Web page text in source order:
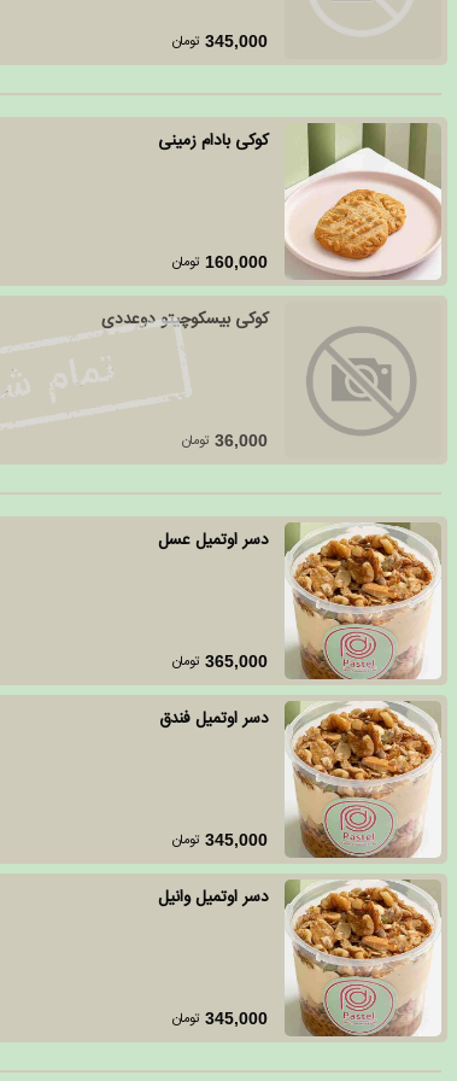
345,000 تومان
کوکی بادام زمینی
160,000 تومان
کوکی بیسکوچیتو دوعددی
36,000 تومان
دسر اوتمیل عسل
365,000 تومان
دسر اوتمیل فندق
345,000 تومان
دسر اوتمیل وانیل
345,000 تومان